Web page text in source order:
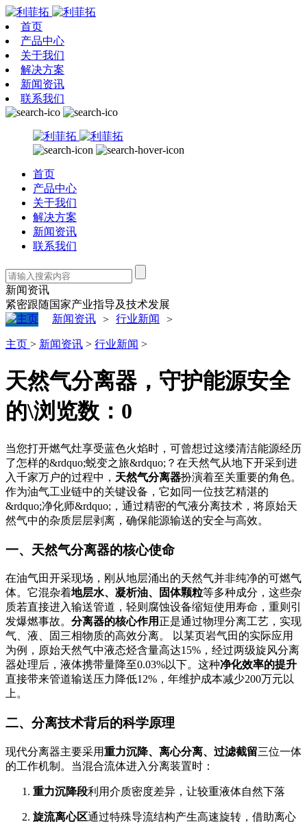
首页
产品中心
关于我们
解决方案
新闻资讯
联系我们
首页
产品中心
关于我们
解决方案
新闻资讯
联系我们
新闻资讯
紧密跟随国家产业指导及技术发展
新闻资讯 > 行业新闻 >
主页 > 新闻资讯 > 行业新闻 >
天然气分离器，守护能源安全
的\浏览数： 0
当您打开燃气灶享受蓝色火焰时，可曾想过这缕清洁能源经历
了怎样的&rdquo;蜕变之旅&rdquo;？在天然气从地下开采到进
入千家万户的过程中， 天然气分离器扮演着至关重要的角色。
作为油气工业链中的关键设备，它如同一位技艺精湛的
&rdquo;净化师&rdquo;，通过精密的气液分离技术，将原始天
然气中的杂质层层剥离，确保能源输送的安全与高效。
一、天然气分离器的核心使命
在油气田开采现场，刚从地层涌出的天然气并非纯净的可燃气
体。它混杂着地层水、凝析油、固体颗粒等多种成分，这些杂
质若直接进入输送管道，轻则腐蚀设备缩短使用寿命，重则引
发爆燃事故。 分离器的核心作用 正是通过物理分离工艺，实现
气、液、固三相物质的高效分离。 以某页岩气田的实际应用
为例，原始天然气中液态烃含量高达15%，经过两级旋风分离
器处理后，液体携带量降至0.03%以下。这种净化效率的提升
直接带来管道输送压力降低12%，年维护成本减少200万元以
上。
二、分离技术背后的科学原理
现代分离器主要采用重力沉降、离心分离、过滤截留三位一体
的工作机制。当混合流体进入分离装置时：
重力沉降段利用介质密度差异，让较重液体自然下落
旋流离心区通过特殊导流结构产生高速旋转，借助离心